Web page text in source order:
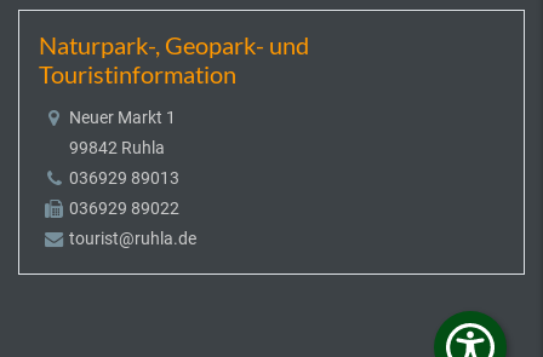
Naturpark-, Geopark- und
Touristinformation
Neuer Markt 1
99842 Ruhla
036929 89013
036929 89022
tourist@ruhla.de